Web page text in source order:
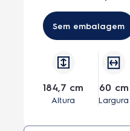
Sem embalagem
184,7 cm
Altura
60 cm
Largura